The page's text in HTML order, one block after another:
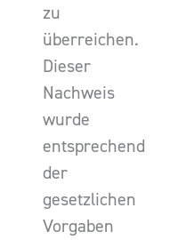
zu
überreichen.
Dieser
Nachweis
wurde
entsprechend
der
gesetzlichen
Vorgaben